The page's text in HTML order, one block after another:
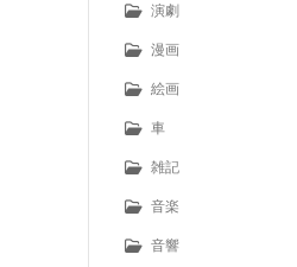
演劇
漫画
絵画
車
雑記
音楽
音響